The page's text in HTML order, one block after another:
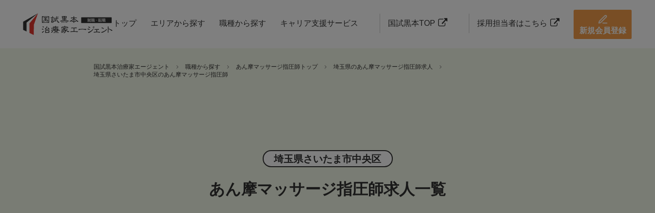
トップ エリアから探す 職種から探す キャリア支援サービス 国試黒本TOP
採用担当者はこちら
新規会員登録
国試黒本治療家エージェント 職種から探す あん摩マッサージ指圧師トップ
埼玉県のあん摩マッサージ指圧師求人
埼玉県さいたま市中央区のあん摩マッサージ指圧師
埼玉県さいたま市中央区
あん摩マッサージ指圧師求人一覧